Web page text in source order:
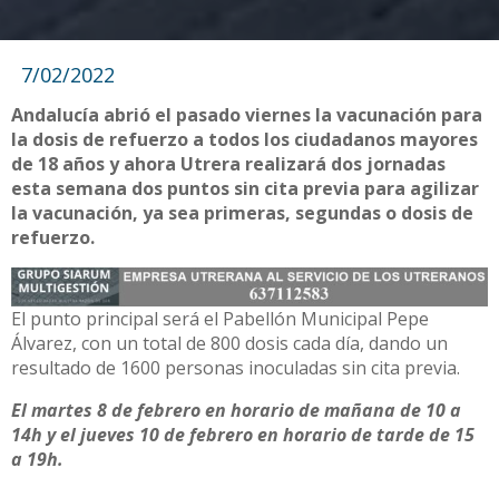
7/02/2022
Andalucía abrió el pasado viernes la vacunación para
la dosis de refuerzo a todos los ciudadanos mayores
de 18 años y ahora Utrera realizará dos jornadas
esta semana dos puntos sin cita previa para agilizar
la vacunación, ya sea primeras, segundas o dosis de
refuerzo.
El punto principal será el Pabellón Municipal Pepe
Álvarez, con un total de 800 dosis cada día, dando un
resultado de 1600 personas inoculadas sin cita previa.
El martes 8 de febrero en horario de mañana de 10 a
14h y el jueves 10 de febrero en horario de tarde de 15
a 19h.